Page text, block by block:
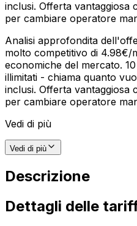
inclusi. Offerta vantaggiosa
per cambiare operatore
Analisi approfondita
molto competitivo di
economiche del mercato.
illimitati - chiama quanto
inclusi. Offerta vantaggiosa
per cambiare operatore
Vedi di più
Vedi di più
Descrizione
Dettagli delle